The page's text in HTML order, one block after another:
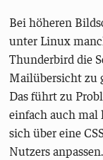
Bei höheren
unter Linux
Thunderbird die
Mailübersicht zu
Das führt zu
einfach auch mal
sich über eine
Nutzers anpassen.